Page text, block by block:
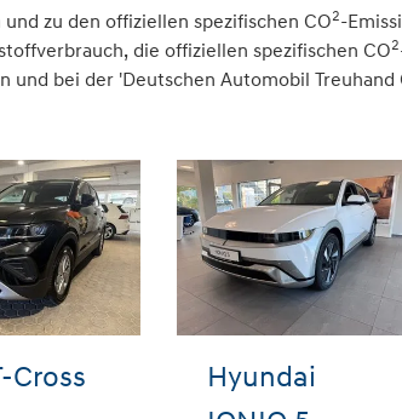
zu den offiziellen spezifischen CO2-
die offiziellen spezifischen CO2
und bei der 'Deutschen Automobil
VW Golf